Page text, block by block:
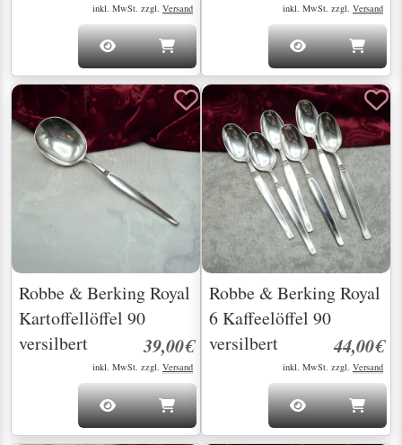
inkl. MwSt. zzgl. Versand inkl. MwSt. zzgl. Versand
Robbe & Berking Royal
Kartoffellöffel 90
versilbert
39,00€
inkl. MwSt. zzgl. Versand
Robbe & Berking Royal
6 Kaffeelöffel 90
versilbert
44,00€
inkl. MwSt. zzgl. Versand